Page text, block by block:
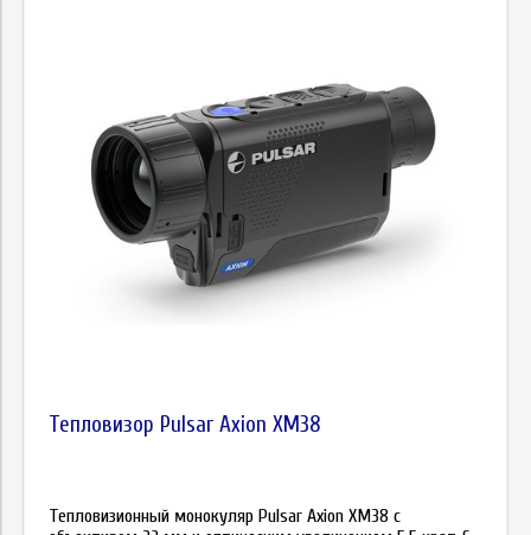
Тепловизор Pulsar Axion XM38
Тепловизионный монокуляр Pulsar Axion XM38 с